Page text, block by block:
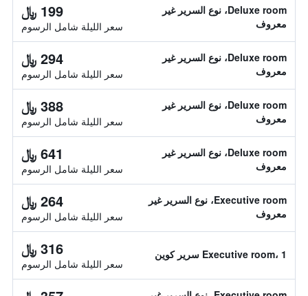
Deluxe room، نوع السرير غير
معروف
199 ﷼
سعر الليلة شامل الرسوم
Deluxe room، نوع السرير غير
معروف
294 ﷼
سعر الليلة شامل الرسوم
Deluxe room، نوع السرير غير
معروف
388 ﷼
سعر الليلة شامل الرسوم
Deluxe room، نوع السرير غير
معروف
641 ﷼
سعر الليلة شامل الرسوم
Executive room، نوع السرير غير
معروف
264 ﷼
سعر الليلة شامل الرسوم
Executive room، 1 سرير كوين 316 ﷼
سعر الليلة شامل الرسوم